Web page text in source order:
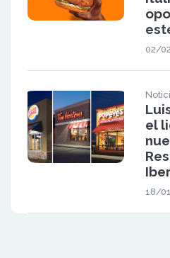
02/
el
18/